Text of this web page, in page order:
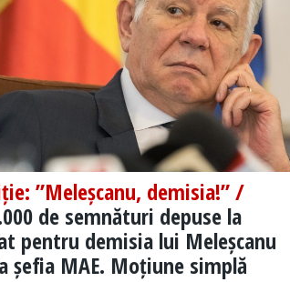
”Meleșcanu, demisia!” /
de semnături depuse la
pentru demisia lui Meleșcanu
șefia MAE. Moțiune simplă